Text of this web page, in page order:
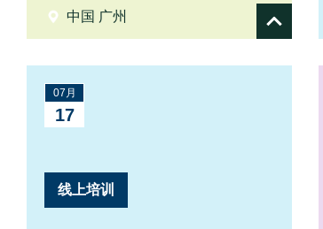
中国 广州
07月
17
线上培训